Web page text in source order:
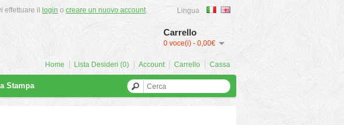
Lingua
Carrello
0 voce(i) - 0,00€
effettuare il login o creare un nuovo account.
Home Lista Desideri (0) Account Carrello Cassa
Stampa